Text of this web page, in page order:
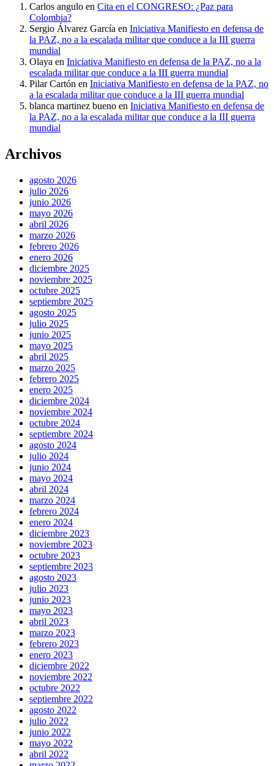
Carlos angulo en Cita en el CONGRESO: ¿Paz para
Colombia?
Sergio Álvarez García en Iniciativa Manifiesto en defensa de
la PAZ, no a la escalada militar que conduce a la III guerra
mundial
Olaya en Iniciativa Manifiesto en defensa de la PAZ, no a la
escalada militar que conduce a la III guerra mundial
Pilar Cartón en Iniciativa Manifiesto en defensa de la PAZ, no
a la escalada militar que conduce a la III guerra mundial
blanca martinez bueno en Iniciativa Manifiesto en defensa de
la PAZ, no a la escalada militar que conduce a la III guerra
mundial
Archivos
agosto 2026
julio 2026
junio 2026
mayo 2026
abril 2026
marzo 2026
febrero 2026
enero 2026
diciembre 2025
noviembre 2025
octubre 2025
septiembre 2025
agosto 2025
julio 2025
junio 2025
mayo 2025
abril 2025
marzo 2025
febrero 2025
enero 2025
diciembre 2024
noviembre 2024
octubre 2024
septiembre 2024
agosto 2024
julio 2024
junio 2024
mayo 2024
abril 2024
marzo 2024
febrero 2024
enero 2024
diciembre 2023
noviembre 2023
octubre 2023
septiembre 2023
agosto 2023
julio 2023
junio 2023
mayo 2023
abril 2023
marzo 2023
febrero 2023
enero 2023
diciembre 2022
noviembre 2022
octubre 2022
septiembre 2022
agosto 2022
julio 2022
junio 2022
mayo 2022
abril 2022